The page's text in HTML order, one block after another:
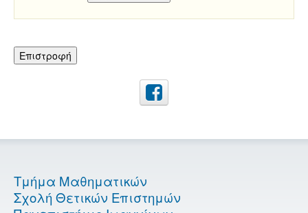
Επιστροφή
Τμήμα Μαθηματικών
Σχολή Θετικών Επιστημών